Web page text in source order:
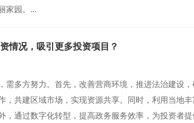
家园。...
情况，吸引更多投资项目？
需多方努力。首先，改善营商环境，推进法治建设
，共建区域市场，实现资源共享。同时，利用当地
，通过数字化转型，提高政务服务效率，为投资者